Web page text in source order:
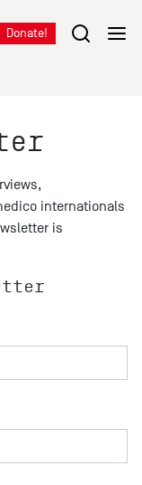
Donate!
internationals
is